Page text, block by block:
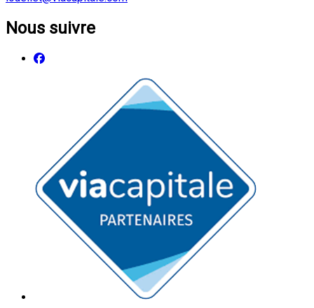
Nous suivre